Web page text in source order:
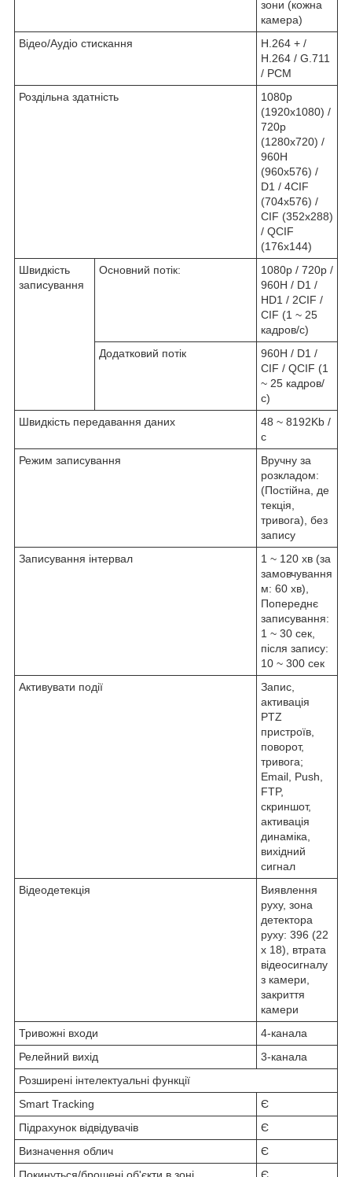
зони (кожна
камера)
Відео/Аудіо стискання
H.264 + /
H.264 / G.711
/ PCM
Роздільна здатність
1080p
(1920х1080) /
720p
(1280х720) /
960H
(960х576) /
D1 / 4CIF
(704х576) /
CIF (352х288)
/ QCIF
(176х144)
Швидкість
записування
Основний потік:
1080p / 720p /
960H / D1 /
HD1 / 2CIF /
CIF (1 ~ 25
кадров/с)
Додатковий потік
960H / D1 /
CIF / QCIF (1
~ 25 кадров/
с)
Швидкість передавання даних
48 ~ 8192Kb /
с
Режим записування
Вручну за
розкладом:
(Постійна, де
текція,
тривога), без
запису
Записування інтервал
1 ~ 120 хв (за
замовчування
м: 60 хв),
Попереднє
записування:
1 ~ 30 сек,
після запису:
10 ~ 300 сек
Активувати події
Запис,
активація
PTZ
пристроїв,
поворот,
тривога;
Email, Push,
FTP,
скриншот,
активація
динаміка,
вихідний
сигнал
Відеодетекція
Виявлення
руху, зона
детектора
руху: 396 (22
х 18), втрата
відеосигналу
з камери,
закриття
камери
Тривожні входи
4-канала
Релейний вихід
3-канала
Розширені інтелектуальні функції
Smart Tracking
Є
Підрахунок відвідувачів
Є
Визначення облич
Є
Покинуться/брошені об'єкти в зоні
Є